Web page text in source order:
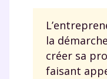
la
créer sa
faisant